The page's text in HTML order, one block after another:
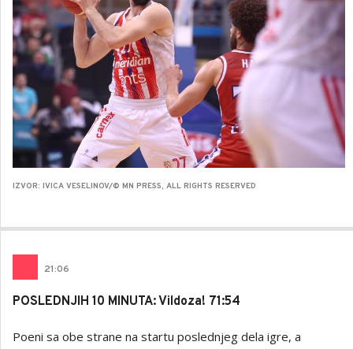
IZVOR: IVICA VESELINOV/© MN PRESS, ALL RIGHTS RESERVED
21:06
POSLEDNJIH 10 MINUTA: Vildoza! 71:54
Poeni sa obe strane na startu poslednjeg dela igre, a